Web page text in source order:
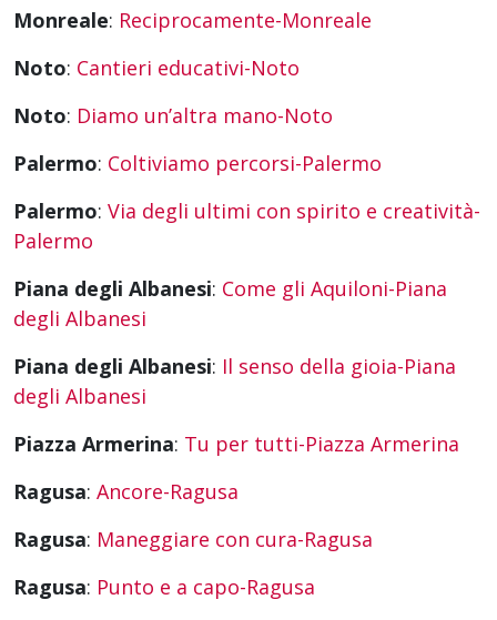
Monreale: Reciprocamente-Monreale
Noto: Cantieri educativi-Noto
Noto: Diamo un’altra mano-Noto
Palermo: Coltiviamo percorsi-Palermo
Palermo: Via degli ultimi con spirito e creatività-
Palermo
Piana degli Albanesi: Come gli Aquiloni-Piana
degli Albanesi
Piana degli Albanesi: Il senso della gioia-Piana
degli Albanesi
Piazza Armerina: Tu per tutti-Piazza Armerina
Ragusa: Ancore-Ragusa
Ragusa: Maneggiare con cura-Ragusa
Ragusa: Punto e a capo-Ragusa